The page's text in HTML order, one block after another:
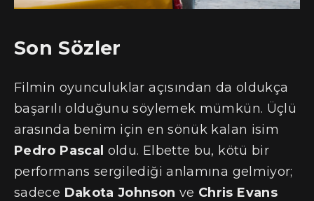
Son Sözler
Filmin oyunculuklar açısından da oldukça
başarılı olduğunu söylemek mümkün. Üçlü
arasında benim için en sönük kalan isim
Pedro Pascal oldu. Elbette bu, kötü bir
performans sergilediği anlamına gelmiyor;
sadece Dakota Johnson ve Chris Evans